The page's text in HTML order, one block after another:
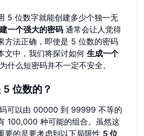
5 位数字就能创建多少个独一无
一个强大的密码 通常会让人觉得
方法正确，即使是 5 位数的密码
文中，我们将探讨如何 生成一个
什么短密码并不一定不安全。
位数的？
可以由 00000 到 99999 不等的
100,000 种可能的组合。虽然这
要的是要考虑到以下局限性 5 位